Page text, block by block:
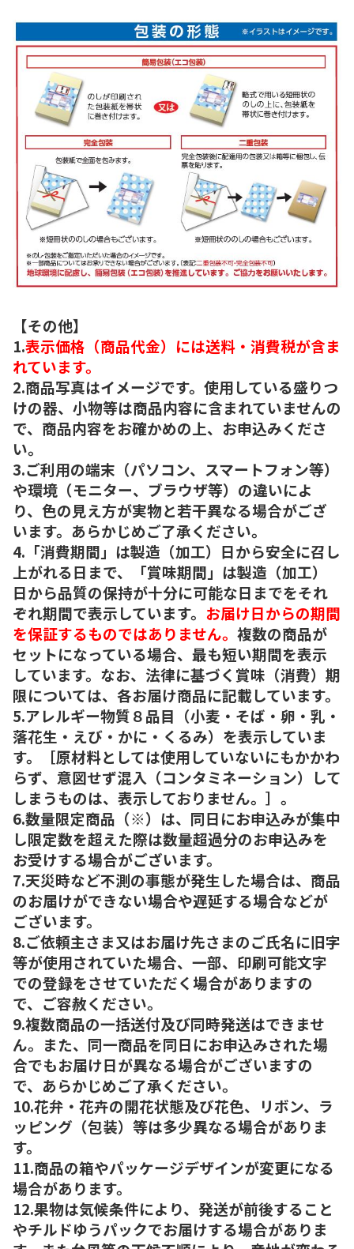
【その他】
1.表示価格（商品代金）には送料・消費税が含ま
れています。
2.商品写真はイメージです。使用している盛りつ
けの器、小物等は商品内容に含まれていませんの
で、商品内容をお確かめの上、お申込みくださ
い。
3.ご利用の端末（パソコン、スマートフォン等）
や環境（モニター、ブラウザ等）の違いによ
り、色の見え方が実物と若干異なる場合がござ
います。あらかじめご了承ください。
4.「消費期間」は製造（加工）日から安全に召し
上がれる日まで、「賞味期間」は製造（加工）
日から品質の保持が十分に可能な日までをそれ
ぞれ期間で表示しています。 お届け日からの期間
を保証するものではありません。 複数の商品が
セットになっている場合、最も短い期間を表示
しています。なお、法律に基づく賞味（消費）期
限については、各お届け商品に記載しています。
5.アレルギー物質８品目（小麦・そば・卵・乳・
落花生・えび・かに・くるみ）を表示していま
す。［原材料としては使用していないにもかかわ
らず、意図せず混入（コンタミネーション）して
しまうものは、表示しておりません。］。
6.数量限定商品（※）は、同日にお申込みが集中
し限定数を超えた際は数量超過分のお申込みを
お受けする場合がございます。
7.天災時など不測の事態が発生した場合は、商品
のお届けができない場合や遅延する場合などが
ございます。
8.ご依頼主さま又はお届け先さまのご氏名に旧字
等が使用されていた場合、一部、印刷可能文字
での登録をさせていただく場合がありますの
で、ご容赦ください。
9.複数商品の一括送付及び同時発送はできませ
ん。また、同一商品を同日にお申込みされた場
合でもお届け日が異なる場合がございますの
で、あらかじめご了承ください。
10.花弁・花卉の開花状態及び花色、リボン、ラ
ッピング（包装）等は多少異なる場合がありま
す。
11.商品の箱やパッケージデザインが変更になる
場合があります。
12.果物は気候条件により、発送が前後すること
やチルドゆうパックでお届けする場合がありま